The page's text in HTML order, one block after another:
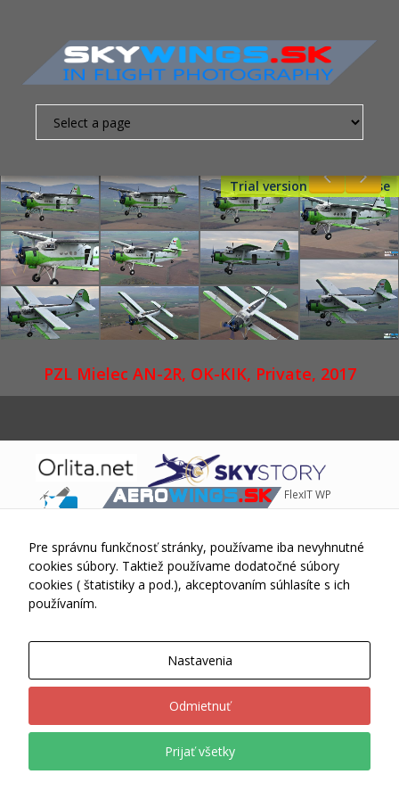
Trial version - Get License
PZL Mielec AN-2R, OK-KIK, Private, 2017
FlexIT WP
Theme © 2015-2026 Skywings.sk Powered byWordpress
Pre správnu funkčnosť stránky, používame iba nevyhnutné
cookies súbory. Taktiež používame dodatočné súbory
cookies ( štatistiky a pod.), akceptovaním súhlasíte s ich
používaním.
Nastavenia
Odmietnuť
Prijať všetky
Nevyhnutne
nutné
súbory
cookies
Sú to
základné
súbory
cookies,
umožňujú
pohybovať
stránke a
používať jej
funkcie.
Tieto súbory
cookies
žiadne
informácie o
vás, ktoré by
sa dali použiť
na marketing
zapamätanie
na internete
súbory